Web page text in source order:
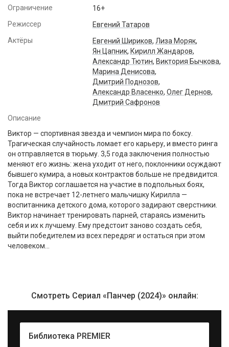
Активировать промокод
Ограничение
16+
Режиссер
Евгений Татаров
Актёры
Евгений Шириков, Лиза Моряк,
Ян Цапник, Кирилл Жандаров,
Александр Тютин, Виктория Бычкова,
Марина Денисова,
Дмитрий Поднозов,
Александр Власенко, Олег Дернов,
Дмитрий Сафронов
Описание
Виктор — спортивная звезда и чемпион мира по боксу.
Трагическая случайность ломает его карьеру, и вместо ринга
он отправляется в тюрьму. 3,5 года заключения полностью
меняют его жизнь: жена уходит от него, поклонники осуждают
бывшего кумира, а новых контрактов больше не предвидится.
Тогда Виктор соглашается на участие в подпольных боях,
пока не встречает 12-летнего мальчишку Кирилла —
воспитанника детского дома, которого задирают сверстники.
Виктор начинает тренировать парней, стараясь изменить
себя и их к лучшему. Ему предстоит заново создать себя,
выйти победителем из всех передряг и остаться при этом
человеком...
Смотреть Сериал «Панчер (2024)» онлайн:
Библиотека PREMIER